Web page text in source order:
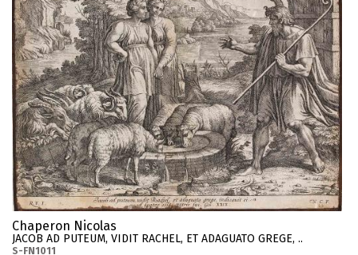
Chaperon Nicolas
JACOB AD PUTEUM, VIDIT RACHEL, ET ADAGUATO GREGE, ..
S-FN1011